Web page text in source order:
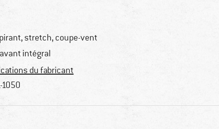
stretch, coupe-vent
intégral
du fabricant
1050